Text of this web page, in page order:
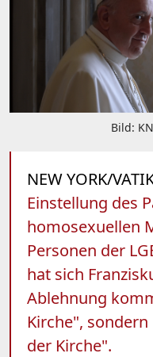
Bild:
NEW YORK/
Einstellung des
homosexuellen
Personen der
hat sich
Ablehnung
Kirche",
der Kirche".